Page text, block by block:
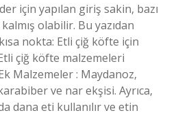
için yapılan giriş sakin, bazı
olabilir. Bu yazıdan
nokta: Etli çiğ köfte için
çiğ köfte malzemeleri
Malzemeler : Maydanoz,
ve nar ekşisi. Ayrıca,
dana eti kullanılır ve etin